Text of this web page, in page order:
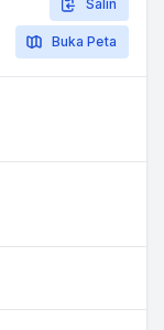
Salin
Buka Peta